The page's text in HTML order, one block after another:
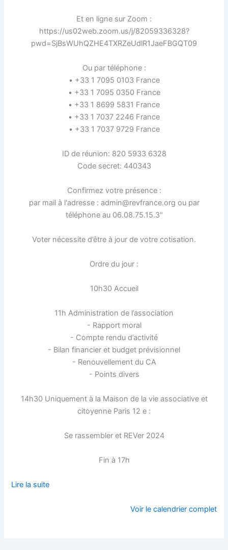
Et en ligne sur Zoom :
https://us02web.zoom.us/j/82059336328?
pwd=SjBsWUhQZHE4TXRZeUdlR1JaeFBGQT09
Ou par téléphone :
• +33 1 7095 0103 France
• +33 1 7095 0350 France
• +33 1 8699 5831 France
• +33 1 7037 2246 France
• +33 1 7037 9729 France
ID de réunion: 820 5933 6328
Code secret: 440343
Confirmez votre présence :
par mail à l'adresse : admin@revfrance.org ou par
téléphone au 06.08.75.15.3"
Voter nécessite d’être à jour de votre cotisation.
Ordre du jour :
10h30 Accueil
11h Administration de l’association
- Rapport moral
- Compte rendu d’activité
- Bilan financier et budget prévisionnel
- Renouvellement du CA
- Points divers
14h30 Uniquement à la Maison de la vie associative et
citoyenne Paris 12 e :
Se rassembler et REVer 2024
Fin à 17h
Lire la suite
Voir le calendrier complet